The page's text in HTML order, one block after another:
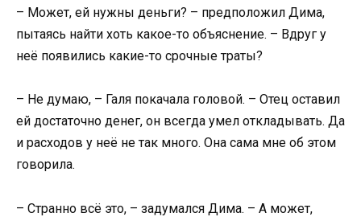
– Может, ей нужны деньги? – предположил Дима,
пытаясь найти хоть какое-то объяснение. – Вдруг у
неё появились какие-то срочные траты?
– Не думаю, – Галя покачала головой. – Отец оставил
ей достаточно денег, он всегда умел откладывать. Да
и расходов у неё не так много. Она сама мне об этом
говорила.
– Странно всё это, – задумался Дима. – А может,